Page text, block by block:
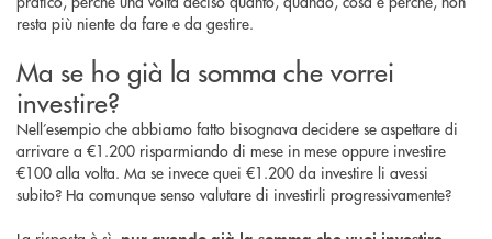
resta più niente da fare e da gestire.
Ma se ho già la somma che vorrei
investire?
Nell’esempio che abbiamo fatto bisognava decidere se aspettare di
arrivare a €1.200 risparmiando di mese in mese oppure investire
€100 alla volta. Ma se invece quei €1.200 da investire li avessi
subito? Ha comunque senso valutare di investirli progressivamente?